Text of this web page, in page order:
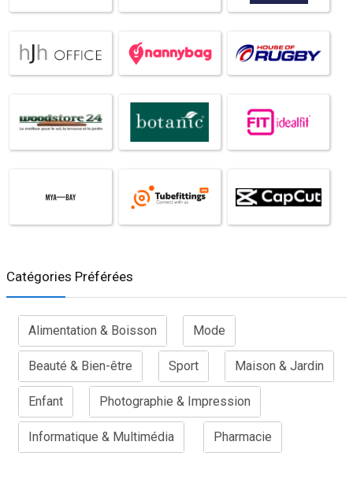
Catégories Préférées
Alimentation & Boisson Mode
Beauté & Bien-être Sport Maison & Jardin
Enfant Photographie & Impression
Informatique & Multimédia Pharmacie